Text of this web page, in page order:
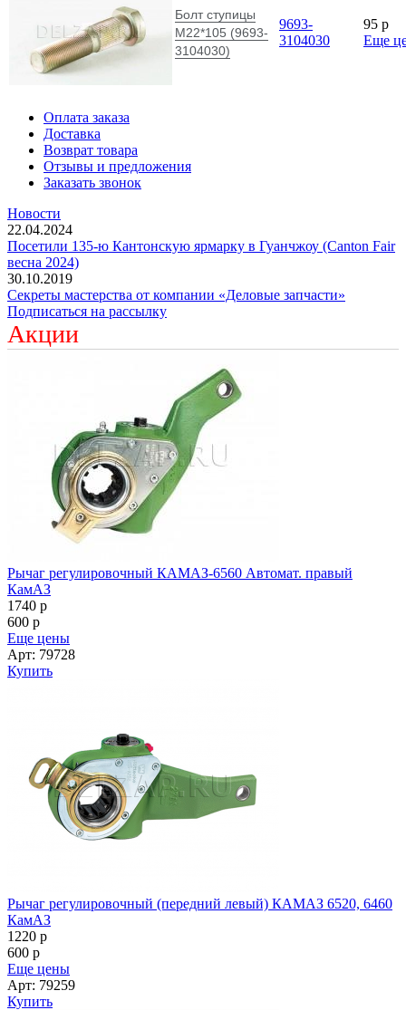
Болт ступицы
М22*105 (9693-
3104030)
9693-
3104030
95 p
Еще
Оплата заказа
Доставка
Возврат товара
Отзывы и предложения
Заказать звонок
Новости
22.04.2024
Посетили 135-ю Кантонскую ярмарку в Гуанчжоу (Canton Fair
весна 2024)
30.10.2019
Секреты мастерства от компании «Деловые запчасти»
Подписаться на рассылку
Акции
Рычаг регулировочный КАМАЗ-6560 Автомат. правый
КамАЗ
1740 p
600 p
Еще цены
Арт: 79728
Купить
Рычаг регулировочный (передний левый) КАМАЗ 6520, 6460
КамАЗ
1220 p
600 p
Еще цены
Арт: 79259
Купить